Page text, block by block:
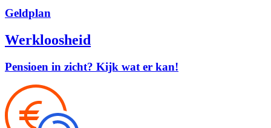
Geldplan
Werkloosheid
Pensioen in zicht? Kijk wat er kan!